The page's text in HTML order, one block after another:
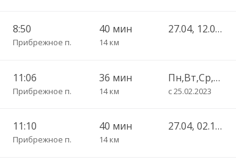
8:50
Прибрежное п.
40 мин
14 км
27.04, 12.06, 02.11, 28.12, 01.11
11:06
Прибрежное п.
36 мин
14 км
Пн,Вт,Ср,Чт,Пт
с 25.02.2023
11:10
Прибрежное п.
40 мин
14 км
27.04, 02.11, 28.12, 01.11